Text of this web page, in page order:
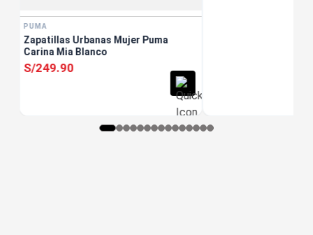
PUMA
Zapatillas Urbanas Mujer Puma
Carina Mia Blanco
S/249.90